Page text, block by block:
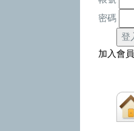
密碼
加入會員